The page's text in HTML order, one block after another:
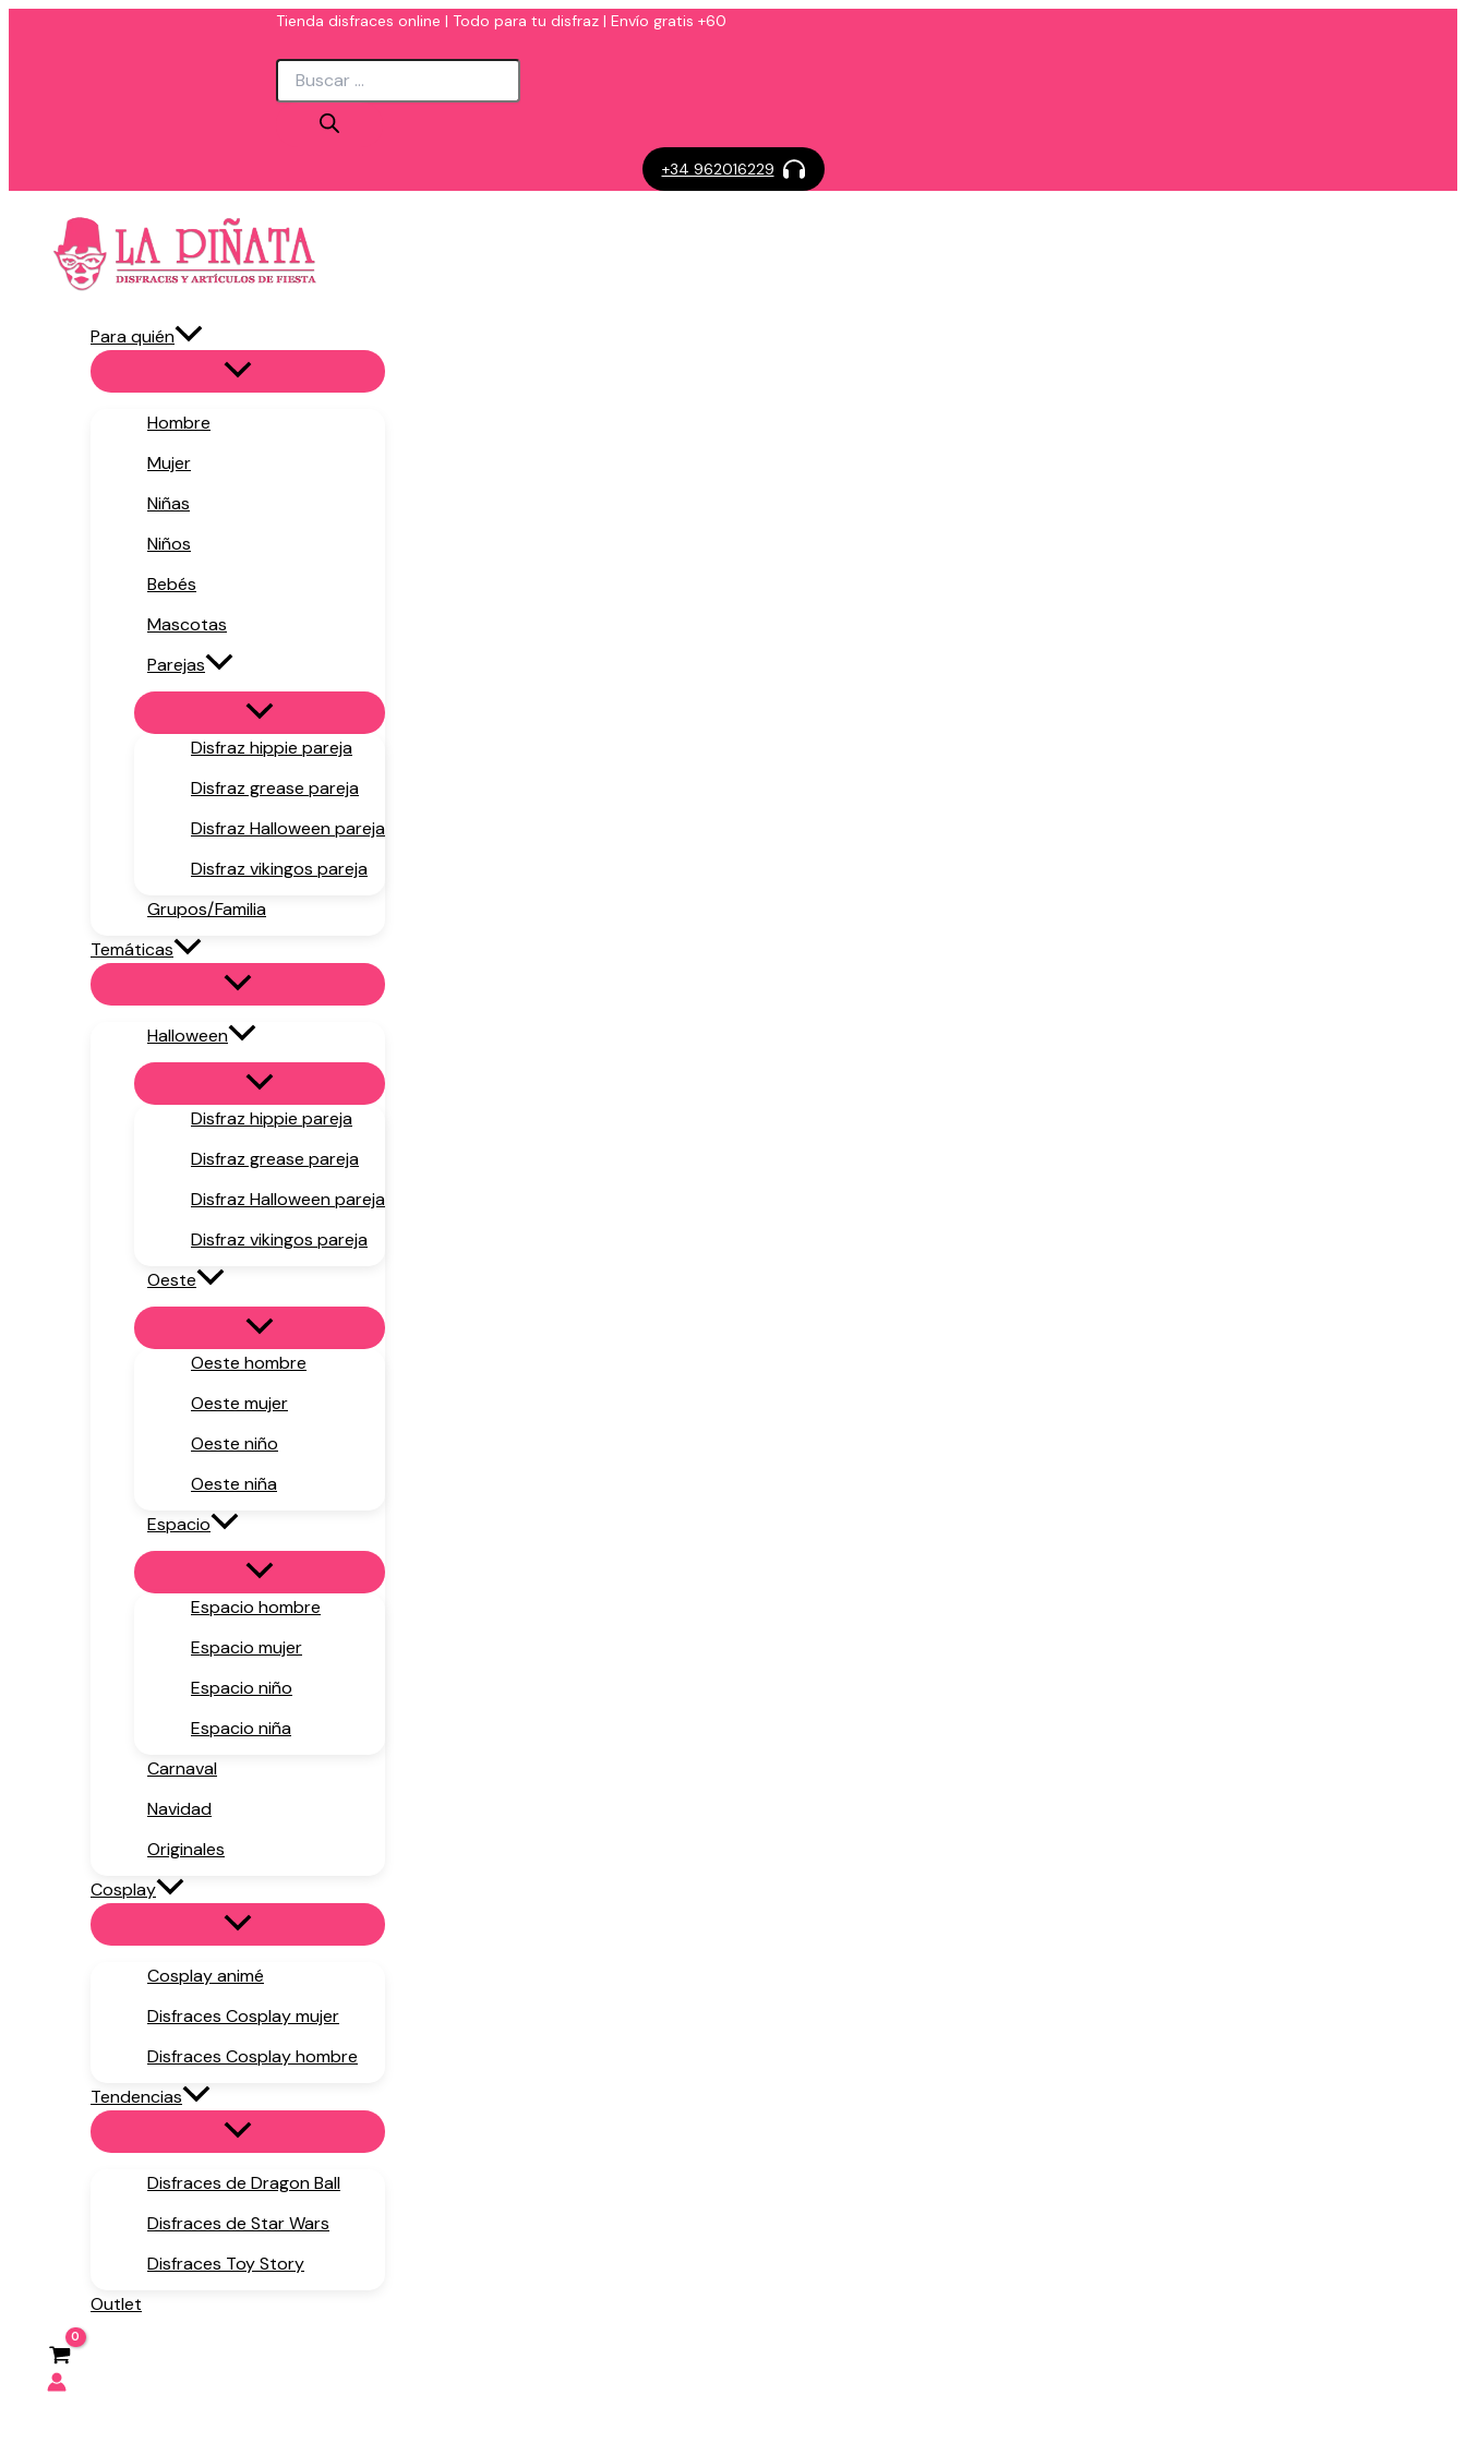
Tienda disfraces online | Todo para tu disfraz | Envío gratis +60
Búsqueda
productos
+34 962016229
Para quién
Hombre
Mujer
Niñas
Niños
Bebés
Mascotas
Parejas
Disfraz hippie pareja
Disfraz grease pareja
Disfraz Halloween pareja
Disfraz vikingos pareja
Grupos/Familia
Temáticas
Halloween
Disfraz hippie pareja
Disfraz grease pareja
Disfraz Halloween pareja
Disfraz vikingos pareja
Oeste
Oeste hombre
Oeste mujer
Oeste niño
Oeste niña
Espacio
Espacio hombre
Espacio mujer
Espacio niño
Espacio niña
Carnaval
Navidad
Originales
Cosplay
Cosplay animé
Disfraces Cosplay mujer
Disfraces Cosplay hombre
Tendencias
Disfraces de Dragon Ball
Disfraces de Star Wars
Disfraces Toy Story
Outlet